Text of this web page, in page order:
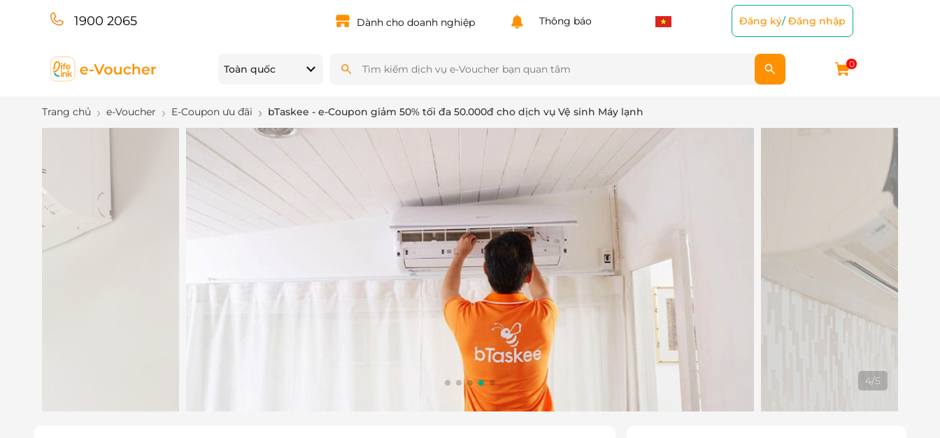
1900 2065 Dành cho doanh nghiệp Thông báo Đăng ký/Đăng nhập
Toàn quốc 0
Trang chủ e-Voucher E-Coupon ưu đãi bTaskee - e-Coupon giảm 50% tối đa 50.000đ cho dịch vụ Vệ sinh Máy lạnh
4/5